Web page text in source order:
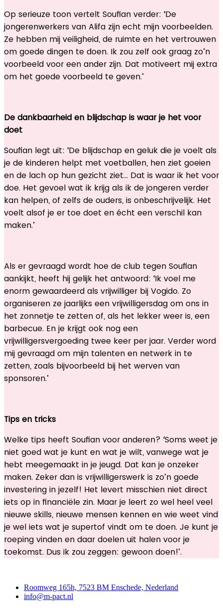
Op serieuze toon vertelt Soufian verder: ‘De
jongerenwerkers van Alifa zijn echt mijn voorbeelden.
Ze hebben mij veiligheid, de ruimte en het vertrouwen
om goede dingen te doen. Ik zou zelf ook graag zo’n
voorbeeld voor een ander zijn. Dat motiveert mij extra
om het goede voorbeeld te geven.’
De dankbaarheid en blijdschap is waar je het voor
doet
Soufian legt uit: ‘De blijdschap en geluk die je voelt als
je de kinderen helpt met voetballen, hen ziet goeien
en de lach op hun gezicht ziet... Dat is waar ik het voor
doe. Het gevoel wat ik krijg als ik de jongeren verder
kan helpen, of zelfs de ouders, is onbeschrijvelijk. Het
voelt alsof je er toe doet en écht een verschil kan
maken.’
Als er gevraagd wordt hoe de club tegen Soufian
aankijkt, heeft hij gelijk het antwoord: ‘Ik voel me
enorm gewaardeerd als vrijwilliger bij Vogido. Zo
organiseren ze jaarlijks een vrijwilligersdag om ons in
het zonnetje te zetten of, als het lekker weer is, een
barbecue. En je krijgt ook nog een
vrijwilligersvergoeding twee keer per jaar. Verder word
mij gevraagd om mijn talenten en netwerk in te
zetten, zoals bijvoorbeeld bij het werven van
sponsoren.’
Tips en tricks
Welke tips heeft Soufian voor anderen? ‘Soms weet je
niet goed wat je kunt en wat je wilt, vanwege wat je
hebt meegemaakt in je jeugd. Dat kan je onzeker
maken. Zeker dan is vrijwilligerswerk is zo’n goede
investering in jezelf! Het levert misschien niet direct
iets op in financiële zin. Maar je leert zo wel heel veel
nieuwe skills, nieuwe mensen kennen en wie weet vind
je wel iets wat je supertof vindt om te doen. Je kunt je
roeping vinden en daar doelen uit halen voor je
toekomst. Dus ik zou zeggen: gewoon doen!’.
Roomweg 165h, 7523 BM Enschede, Nederland
info@m-pact.nl